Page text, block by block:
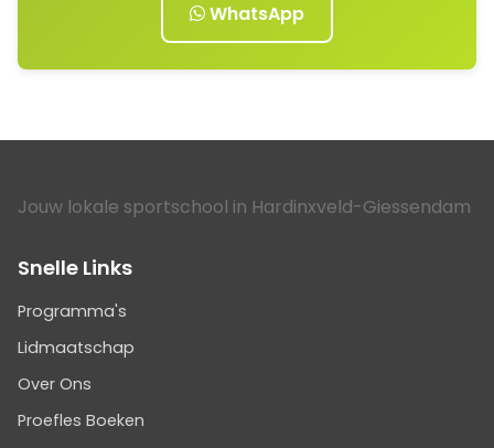
WhatsApp
Jouw lokale sportschool in Hardinxveld-Giessendam
Snelle Links
Programma's
Lidmaatschap
Over Ons
Proefles Boeken